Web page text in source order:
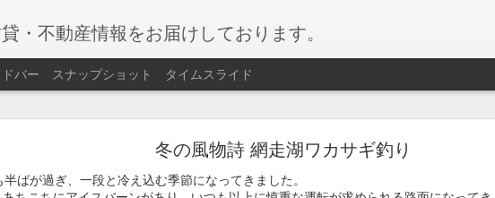
冬の風物詩 網走湖ワカサギ釣り
半ばが過ぎ、一段と冷え込む季節になってきました。
・不動産情報をお届けしております。
バー スナップショット タイムスライド
網走湖ワカサギ釣り
走湖でワカサギ釣りが始まりました。